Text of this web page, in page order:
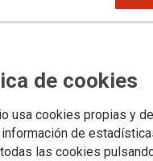
de cookies
usa cookies propias y
de
las cookies
jurídicos Transparencia